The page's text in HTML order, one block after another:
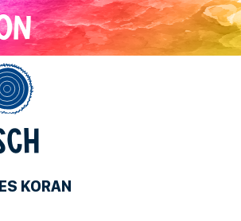
KORAN